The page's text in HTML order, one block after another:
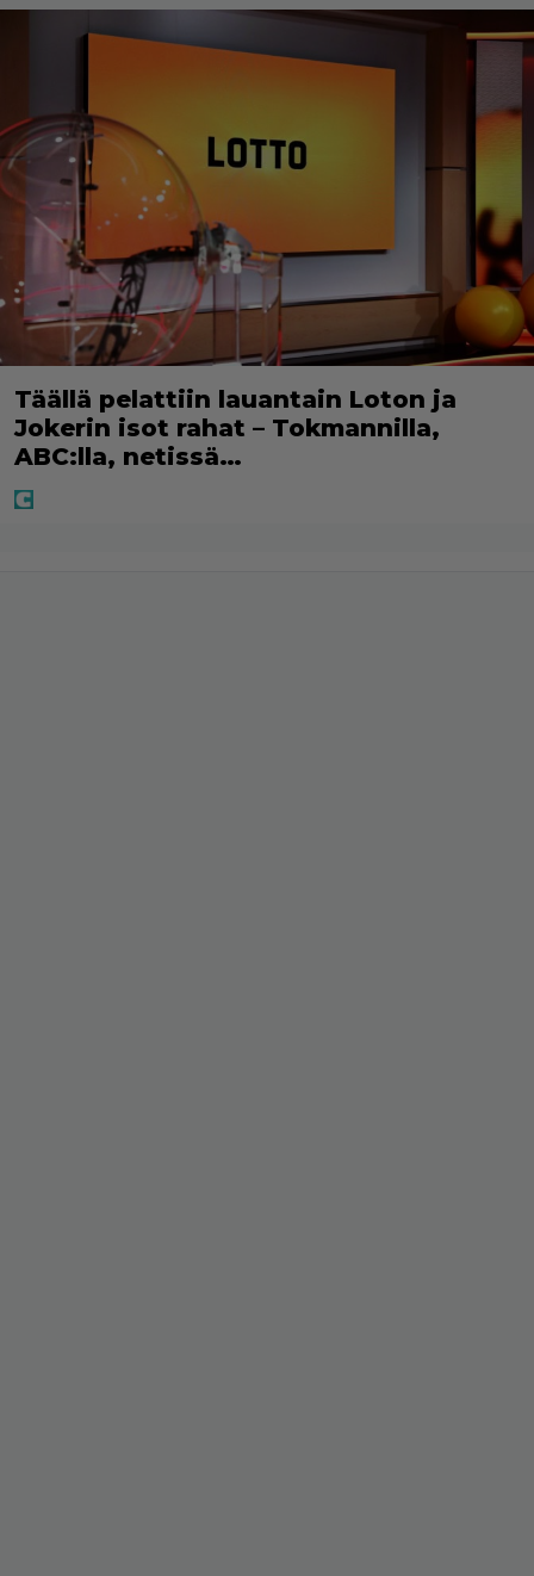
Täällä pelattiin lauantain Loton ja
Jokerin isot rahat – Tokmannilla,
ABC:lla, netissä…